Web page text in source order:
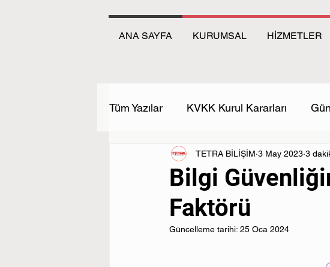
ANA SAYFA KURUMSAL HİZMETLER
Tüm Yazılar KVKK Kurul Kararları
Bilgi
Faktörü
TETRA BİLİŞİM 3 May 2023 3
Güncelleme tarihi: 25 Oca 2024